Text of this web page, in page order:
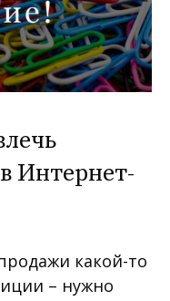
Интернет-
какой-то
– нужно